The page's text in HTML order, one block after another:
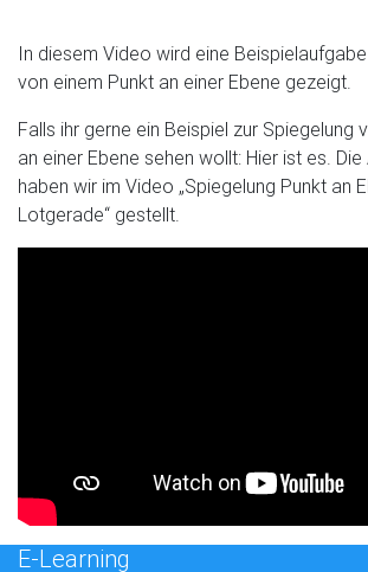
In diesem Video wird eine
von einem Punkt an einer Ebene gezeigt.
Falls ihr gerne ein Beispiel zur Spiegelung
an einer Ebene sehen wollt: Hier ist es.
haben wir im Video „Spiegelung Punkt an
Lotgerade“ gestellt.
E-Learning